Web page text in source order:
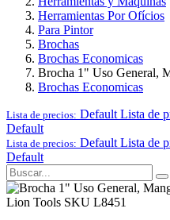
Herramientas Por Ofícios
Para Pintor
Brochas
Brochas Economicas
Brocha 1" Uso General,
Brochas Economicas
Lista de precios: Default Lista de
Default
Lista de precios: Default Lista de
Default
Lion Tools SKU L8451